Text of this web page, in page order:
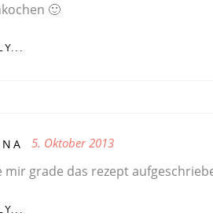
🙂
5. Oktober 2013
mir grade das rezept